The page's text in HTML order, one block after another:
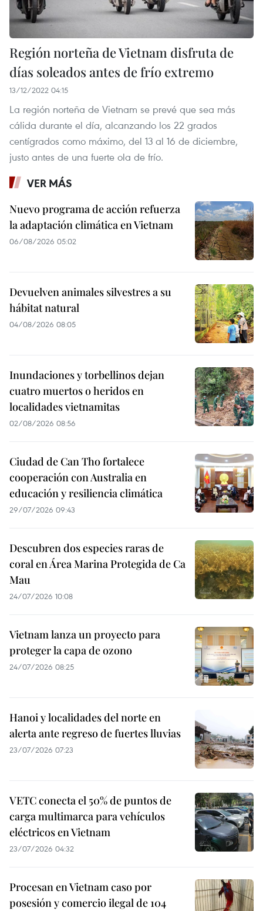
Región norteña de Vietnam disfruta de
días soleados antes de frío extremo
13/12/2022 04:15
La región norteña de Vietnam se prevé que sea más
cálida durante el día, alcanzando los 22 grados
centígrados como máximo, del 13 al 16 de diciembre,
justo antes de una fuerte ola de frío.
VER MÁS
Nuevo programa de acción refuerza
la adaptación climática en Vietnam
06/08/2026 05:02
Devuelven animales silvestres a su
hábitat natural
04/08/2026 08:05
Inundaciones y torbellinos dejan
cuatro muertos o heridos en
localidades vietnamitas
02/08/2026 08:56
Ciudad de Can Tho fortalece
cooperación con Australia en
educación y resiliencia climática
29/07/2026 09:43
Descubren dos especies raras de
coral en Área Marina Protegida de Ca
Mau
24/07/2026 10:08
Vietnam lanza un proyecto para
proteger la capa de ozono
24/07/2026 08:25
Hanoi y localidades del norte en
alerta ante regreso de fuertes lluvias
23/07/2026 07:23
VETC conecta el 50% de puntos de
carga multimarca para vehículos
eléctricos en Vietnam
23/07/2026 04:32
Procesan en Vietnam caso por
posesión y comercio ilegal de 104